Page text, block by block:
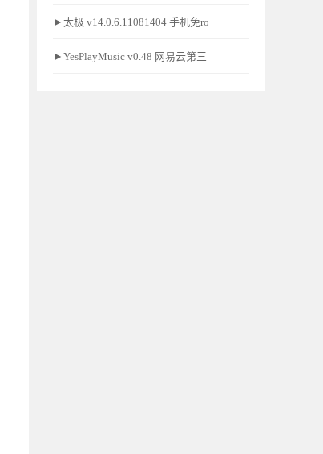
►太极 v14.0.6.11081404 手机免ro
►YesPlayMusic v0.48 网易云第三